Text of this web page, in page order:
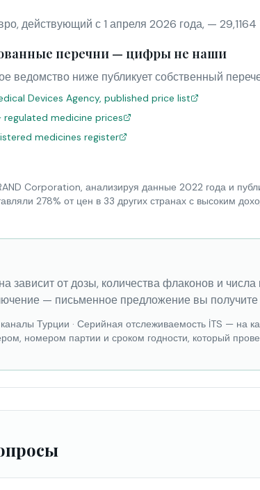
действующий с 1 апреля 2026 года, — 29,1164
перечни — цифры не наши
ведомство ниже публикует собственный
Devices Agency, published price list
regulated medicine prices
medicines register
Corporation, анализируя данные 2022 года и
278% от цен в 33 других странах с высоким
зависит от дозы, количества флаконов и числа
— письменное предложение вы получите
Турции · Серийная отслеживаемость İTS — на
номером партии и сроком годности, который